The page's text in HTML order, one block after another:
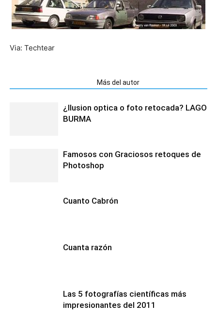
Via: Techtear
Más del autor
¿Ilusion optica o foto retocada? LAGO
BURMA
Famosos con Graciosos retoques de
Photoshop
Cuanto Cabrón
Cuanta razón
Las 5 fotografías científicas más
impresionantes del 2011